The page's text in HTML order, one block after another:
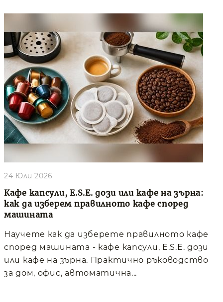
Кафе капсули, E.S.E. дози или кафе на зърна:
как да изберем правилното кафе според
машината
24 Юли 2026
Научете как да изберете правилното кафе
според машината - кафе капсули, E.S.E. дози
или кафе на зърна. Практично ръководство
за дом, офис, автоматична...